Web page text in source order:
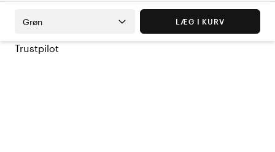
Grøn LÆG I KURV
Trustpilot